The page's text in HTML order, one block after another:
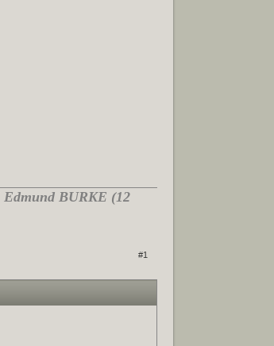
Edmund BURKE (12
#1